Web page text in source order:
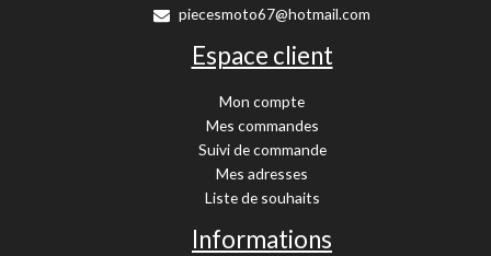
piecesmoto67@hotmail.com
Espace client
Mon compte
Mes commandes
Suivi de commande
Mes adresses
Liste de souhaits
Informations